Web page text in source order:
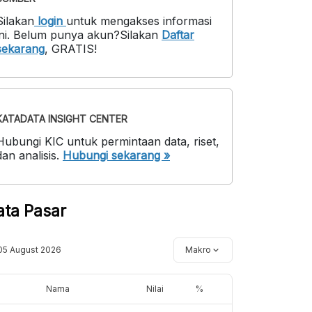
login untuk mengakses informasi
. Belum punya akun?Silakan Daftar
, GRATIS!
INSIGHT CENTER
KIC untuk permintaan data, riset,
analisis. Hubungi sekarang »
Pasar
August 2026 Makro
Nama Nilai %